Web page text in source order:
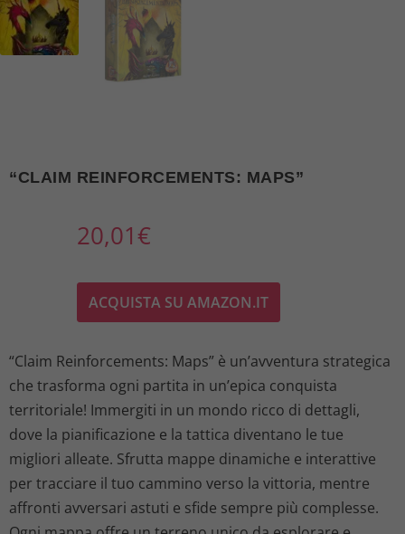
“CLAIM REINFORCEMENTS: MAPS”
20,01€
ACQUISTA SU AMAZON.IT
“Claim Reinforcements: Maps” è un’avventura strategica
che trasforma ogni partita in un’epica conquista
territoriale! Immergiti in un mondo ricco di dettagli,
dove la pianificazione e la tattica diventano le tue
migliori alleate. Sfrutta mappe dinamiche e interattive
per tracciare il tuo cammino verso la vittoria, mentre
affronti avversari astuti e sfide sempre più complesse.